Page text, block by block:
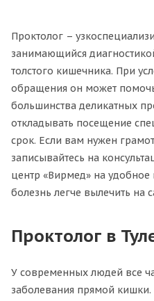
Проктолог –
занимающийся
толстого кишечника. При
обращения он может
большинства деликатных
откладывать посещение
срок. Если вам нужен
записывайтесь на
центр «Вирмед» на
болезнь легче вылечить на
Проктолог в
У современных людей все
заболевания прямой